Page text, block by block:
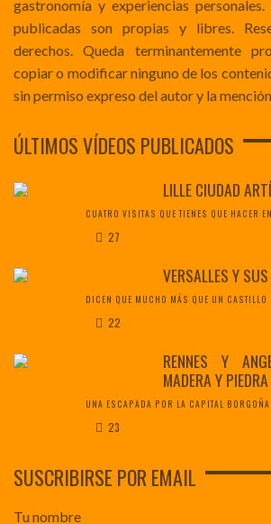
gastronomía y experiencias
publicadas son propias y libres.
derechos. Queda terminantemente
copiar o modificar ninguno de los
sin permiso expreso del autor y la
ÚLTIMOS VÍDEOS PUBLICADOS
LILLE CIUDAD
CUATRO VISITAS QUE TIENES QUE HACER
27
VERSALLES Y
DICEN QUE MUCHO MÁS QUE UN CASTILLO
22
RENNES Y
MADERA Y PIEDRA
UNA ESCAPADA POR LA CAPITAL BORGOÑA
23
SUSCRIBIRSE POR EMAIL
Tu nombre